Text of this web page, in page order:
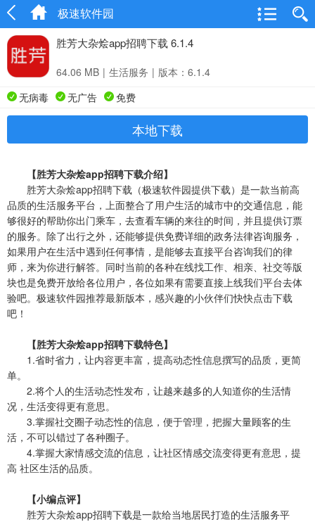
极速软件园
胜芳大杂烩app招聘下载 6.1.4
64.06 MB | 生活服务 | 版本：6.1.4
无病毒
无广告 免费
本地下载
【胜芳大杂烩app招聘下载介绍】
胜芳大杂烩app招聘下载（极速软件园提供下载）是一款当前高
品质的生活服务平台，上面整合了用户生活的城市中的交通信息，能
够很好的帮助你出门乘车，去查看车辆的来往的时间，并且提供订票
的服务。除了出行之外，还能够提供免费详细的政务法律咨询服务，
如果用户在生活中遇到任何事情，是能够去直接平台咨询我们的律
师，来为你进行解答。同时当前的各种在线找工作、相亲、社交等版
块也是免费开放给各位用户，各位如果有需要直接上线我们平台去体
验吧。极速软件园推荐最新版本，感兴趣的小伙伴们快快点击下载
吧！
【胜芳大杂烩app招聘下载特色】
1.省时省力，让内容更丰富，提高动态性信息撰写的品质，更简
单。
2.将个人的生活动态性发布，让越来越多的人知道你的生活情
况，生活变得更有意思。
3.掌握社交圈子动态性的信息，便于管理，把握大量顾客的生
活，不可以错过了各种圈子。
4.掌握大家情感交流的信息，让社区情感交流变得更有意思，提
高 社区生活的品质。
【小编点评】
胜芳大杂烩app招聘下载是一款给当地居民打造的生活服务平